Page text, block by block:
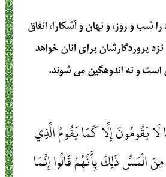
شب و روز، و نهان و آشكارا، انفاق
پروردگارشان براى آنان خواهد
است و نه اندوهگين مى ‏شوند.
لَا يَقُومُونَ إِلَّا كَمَا يَقُومُ الَّذِي
الْمَسِّ ذَلِكَ بِأَنَّهُمْ قَالُوا إِنَّمَا